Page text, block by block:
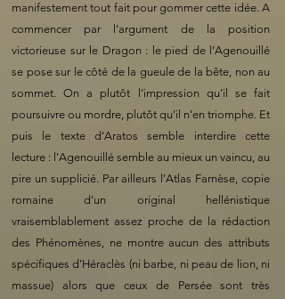
manifestement tout fait pour gommer cette idée. A
commencer par l’argument de la position
victorieuse sur le Dragon : le pied de l’Agenouillé
se pose sur le côté de la gueule de la bête, non au
sommet. On a plutôt l’impression qu’il se fait
poursuivre ou mordre, plutôt qu’il n’en triomphe. Et
puis le texte d’Aratos semble interdire cette
lecture : l’Agenouillé semble au mieux un vaincu, au
pire un supplicié. Par ailleurs l’Atlas Farnèse, copie
romaine d’un original hellénistique
vraisemblablement assez proche de la rédaction
des Phénomènes, ne montre aucun des attributs
spécifiques d’Héraclès (ni barbe, ni peau de lion, ni
massue) alors que ceux de Persée sont très